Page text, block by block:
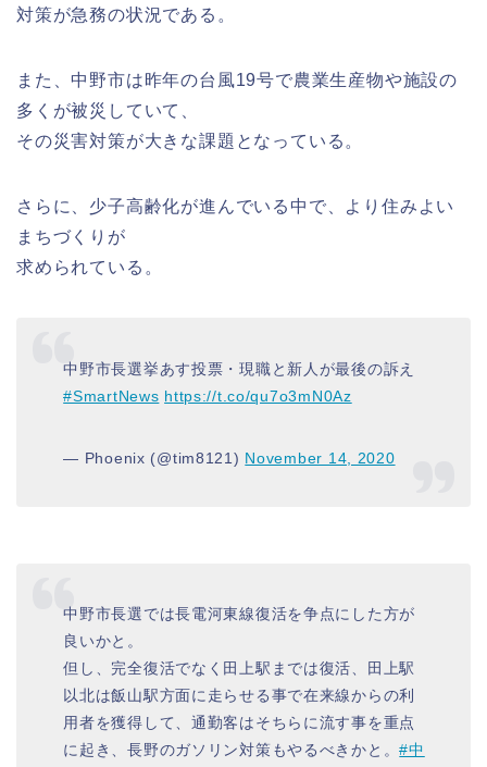
対策が急務の状況である。
また、中野市は昨年の台風19号で農業生産物や施設の
多くが被災していて、
その災害対策が大きな課題となっている。
さらに、少子高齢化が進んでいる中で、より住みよい
まちづくりが
求められている。
中野市長選挙あす投票・現職と新人が最後の訴え
#SmartNews https://t.co/qu7o3mN0Az
— Phoenix (@tim8121) November 14, 2020
中野市長選では長電河東線復活を争点にした方が
良いかと。
但し、完全復活でなく田上駅までは復活、田上駅
以北は飯山駅方面に走らせる事で在来線からの利
用者を獲得して、通勤客はそちらに流す事を重点
に起き、長野のガソリン対策もやるべきかと。#中